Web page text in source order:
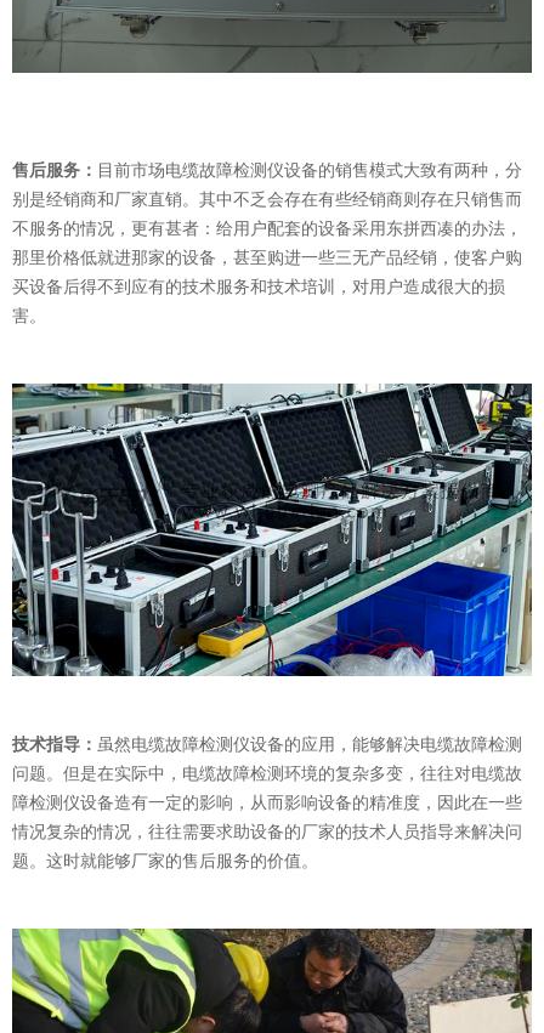
售后服务： 目前市场电缆故障检测仪设备的销售模式大致有两种，分
别是经销商和厂家直销。其中不乏会存在有些经销商则存在只销售而
不服务的情况，更有甚者：给用户配套的设备采用东拼西凑的办法，
那里价格低就进那家的设备，甚至购进一些三无产品经销，使客户购
买设备后得不到应有的技术服务和技术培训，对用户造成很大的损
害。
技术指导： 虽然电缆故障检测仪设备的应用，能够解决电缆故障检测
问题。但是在实际中，电缆故障检测环境的复杂多变，往往对电缆故
障检测仪设备造有一定的影响，从而影响设备的精准度，因此在一些
情况复杂的情况，往往需要求助设备的厂家的技术人员指导来解决问
题。这时就能够厂家的售后服务的价值。